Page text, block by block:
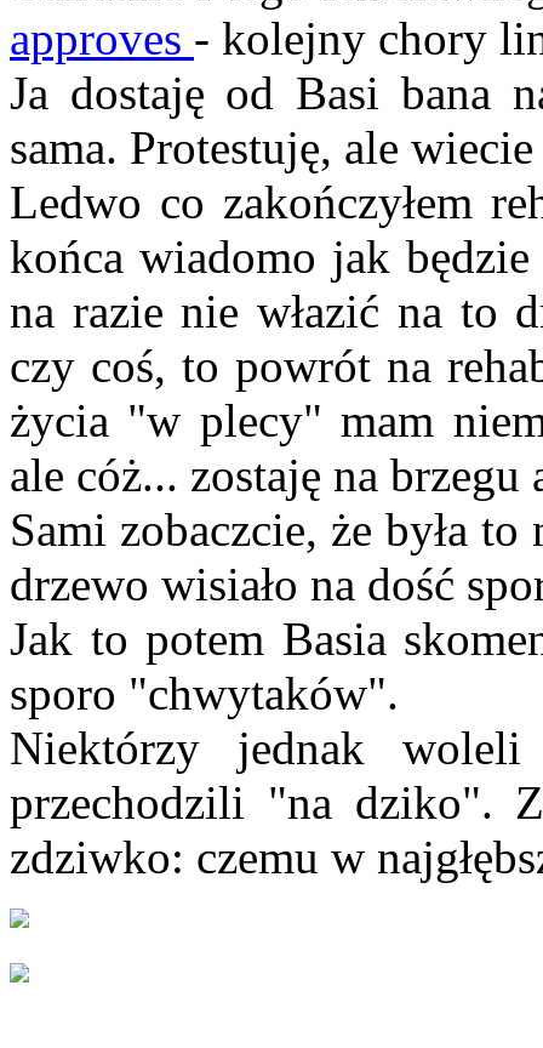
approves - kolejny chory
Ja dostaję od Basi bana
sama. Protestuję, ale
Ledwo co zakończyłem
końca wiadomo jak
na razie nie włazić na to
czy coś, to powrót na
życia "w plecy" mam
ale cóż... zostaję na
Sami zobaczcie, że była
drzewo wisiało na dość
Jak to potem Basia
sporo "chwytaków".
Niektórzy jednak
przechodzili "na dziko".
zdziwko: czemu w